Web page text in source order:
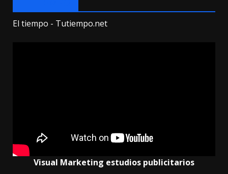
El tiempo - Tutiempo.net
Visual Marketing estudios publicitarios